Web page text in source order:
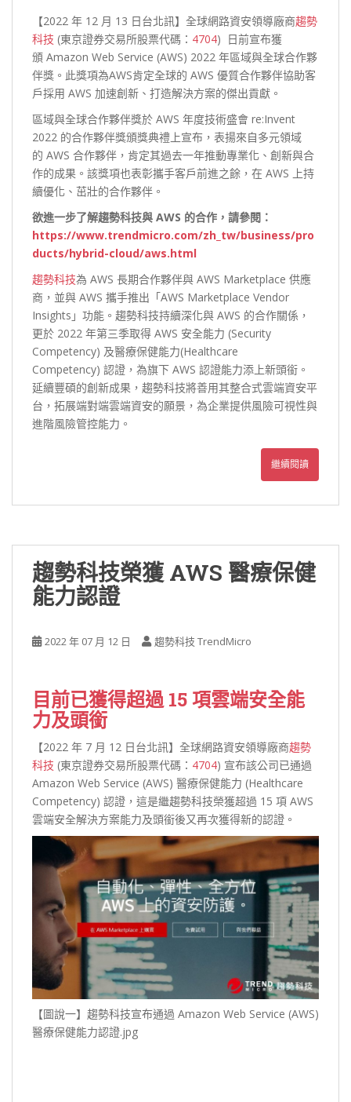
【2022 年 12 月 13 日台北訊】全球網路資安領導廠商趨勢
科技 (東京證券交易所股票代碼： 4704) 日前宣布獲
頒 Amazon Web Service (AWS) 2022 年區域與全球合作夥
伴獎。此獎項為AWS肯定全球的 AWS 優質合作夥伴協助客
戶採用 AWS 加速創新、打造解決方案的傑出貢獻。
區域與全球合作夥伴獎於 AWS 年度技術盛會 re:Invent
2022 的合作夥伴獎頒獎典禮上宣布，表揚來自多元領域
的 AWS 合作夥伴，肯定其過去一年推動專業化、創新與合
作的成果。該獎項也表彰攜手客戶前進之餘，在 AWS 上持
續優化、茁壯的合作夥伴。
欲進一步了解趨勢科技與 AWS 的合作，請參閱：
https://www.trendmicro.com/zh_tw/business/pro
ducts/hybrid-cloud/aws.html
趨勢科技為 AWS 長期合作夥伴與 AWS Marketplace 供應
商，並與 AWS 攜手推出「AWS Marketplace Vendor
Insights」功能。趨勢科技持續深化與 AWS 的合作關係，
更於 2022 年第三季取得 AWS 安全能力 (Security
Competency) 及醫療保健能力(Healthcare
Competency) 認證，為旗下 AWS 認證能力添上新頭銜。
延續豐碩的創新成果，趨勢科技將善用其整合式雲端資安平
台，拓展端對端雲端資安的願景，為企業提供風險可視性與
進階風險管控能力。
繼續閱讀
趨勢科技榮獲 AWS 醫療保健
能力認證
2022 年 07 月 12 日 趨勢科技 TrendMicro
目前已獲得超過 15 項雲端安全能
力及頭銜
【2022 年 7 月 12 日台北訊】全球網路資安領導廠商趨勢
科技 (東京證券交易所股票代碼： 4704) 宣布該公司已通過
Amazon Web Service (AWS) 醫療保健能力 (Healthcare
Competency) 認證，這是繼趨勢科技榮獲超過 15 項 AWS
雲端安全解決方案能力及頭銜後又再次獲得新的認證。
【圖說一】趨勢科技宣布通過 Amazon Web Service (AWS)
醫療保健能力認證.jpg